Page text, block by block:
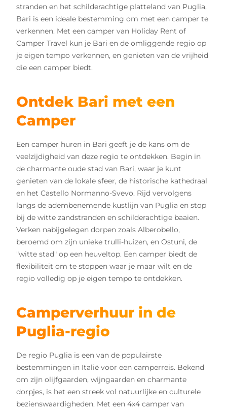
stranden en het schilderachtige platteland van Puglia,
Bari is een ideale bestemming om met een camper te
verkennen. Met een camper van Holiday Rent of
Camper Travel kun je Bari en de omliggende regio op
je eigen tempo verkennen, en genieten van de vrijheid
die een camper biedt.
Ontdek Bari met een
Camper
Een camper huren in Bari geeft je de kans om de
veelzijdigheid van deze regio te ontdekken. Begin in
de charmante oude stad van Bari, waar je kunt
genieten van de lokale sfeer, de historische kathedraal
en het Castello Normanno-Svevo. Rijd vervolgens
langs de adembenemende kustlijn van Puglia en stop
bij de witte zandstranden en schilderachtige baaien.
Verken nabijgelegen dorpen zoals Alberobello,
beroemd om zijn unieke trulli-huizen, en Ostuni, de
"witte stad" op een heuveltop. Een camper biedt de
flexibiliteit om te stoppen waar je maar wilt en de
regio volledig op je eigen tempo te ontdekken.
Camperverhuur in de
Puglia-regio
De regio Puglia is een van de populairste
bestemmingen in Italië voor een camperreis. Bekend
om zijn olijfgaarden, wijngaarden en charmante
dorpjes, is het een streek vol natuurlijke en culturele
bezienswaardigheden. Met een 4x4 camper van